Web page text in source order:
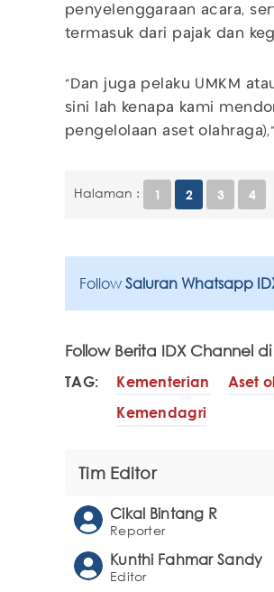
penyelenggaraan acara,
termasuk dari pajak dan
"Dan juga pelaku UMKM
sini lah kenapa kami
pengelolaan aset
Halaman : 1 2 3 4
Follow Saluran Whatsapp
Follow Berita IDX Channel di
TAG: Kementerian Aset
Kemendagri
Tim Editor
Cikal Bintang R
Reporter
Kunthi Fahmar Sandy
Editor